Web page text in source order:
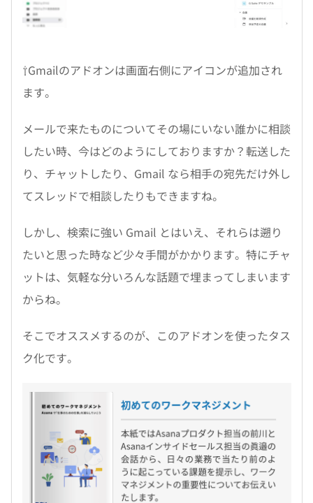
⇧Gmailのアドオンは画面右側にアイコンが追加され
ます。
メールで来たものについてその場にいない誰かに相談
したい時、今はどのようにしておりますか？転送した
り、チャットしたり、Gmail なら相手の宛先だけ外し
てスレッドで相談したりもできますね。
しかし、検索に強い Gmail とはいえ、それらは遡り
たいと思った時など少々手間がかかります。特にチャ
ットは、気軽な分いろんな話題で埋まってしまいます
からね。
そこでオススメするのが、このアドオンを使ったタス
ク化です。